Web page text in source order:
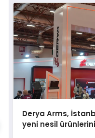
Derya Arms,
yeni nesil